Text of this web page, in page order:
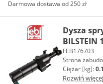
Darmowa dostawa od 250 zł
Dysza
BILSTEIN
FEB176703
Strona
Ciężar [kg]:
Rozwiń